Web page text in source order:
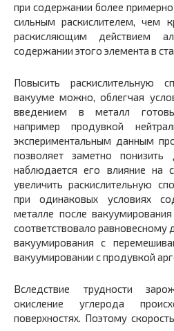
при содержании более
сильным раскислителем, чем
раскисляющим действием
содержании этого элемента в
Повысить раскислительную
вакууме можно, облегчая
введением в металл
например продувкой
экспериментальным данным
позволяет заметно
наблюдается его влияние на
увеличить раскислительную
при одинаковых условиях
металле после
соответствовало равновесному
вакуумирования с
вакуумировании с продувкой
Вследствие трудности
окисление углерода
поверхностях. Поэтому